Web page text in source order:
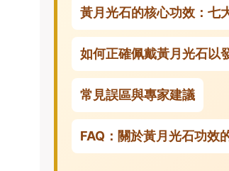
黃月光石的核心功效：七
如何正確佩戴黃月光石以
常見誤區與專家建議
FAQ：關於黃月光石功效